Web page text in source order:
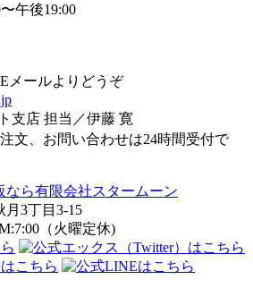
午後19:00
メールよりどうぞ
支店 担当／伊藤 寛
文、お問い合わせは24時間受付で
月3丁目3-15
（火曜定休)